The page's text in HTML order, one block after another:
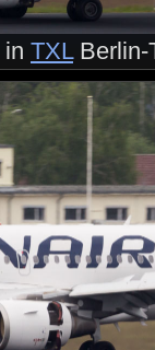
in TXLBerlin-